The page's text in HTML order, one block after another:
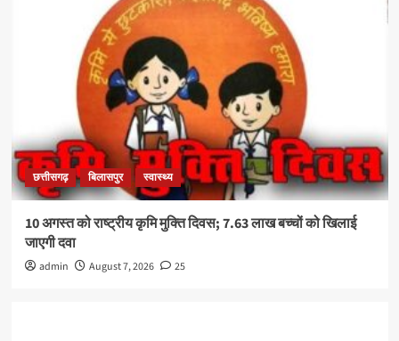
छत्तीसगढ़ बिलासपुर स्वास्थ्य
10 अगस्त को राष्ट्रीय कृमि मुक्ति दिवस; 7.63 लाख बच्चों को खिलाई
जाएगी दवा
admin August 7, 2026 25